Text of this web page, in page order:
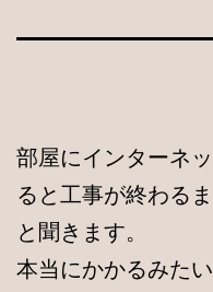
部屋にインターネ
ると工事が終わる
と聞きます。
本当にかかるみた